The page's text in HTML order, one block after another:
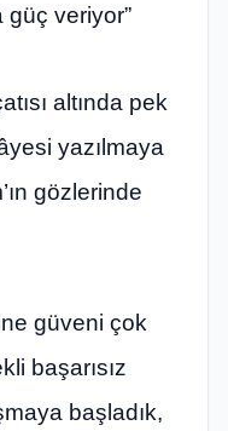
güç veriyor”
altında pek
yazılmaya
gözlerinde
güveni çok
başarısız
başladık,